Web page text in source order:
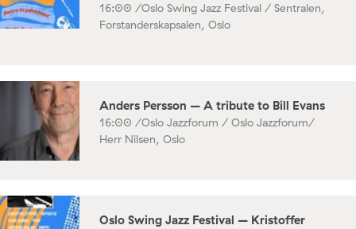
16:00 /Oslo Swing Jazz Festival / Sentralen,
Forstanderskapsalen, Oslo
Anders Persson – A tribute to Bill Evans
16:00 /Oslo Jazzforum / Oslo Jazzforum/
Herr Nilsen, Oslo
Oslo Swing Jazz Festival – Kristoffer